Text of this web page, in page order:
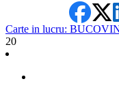
Carte in lucru:
20